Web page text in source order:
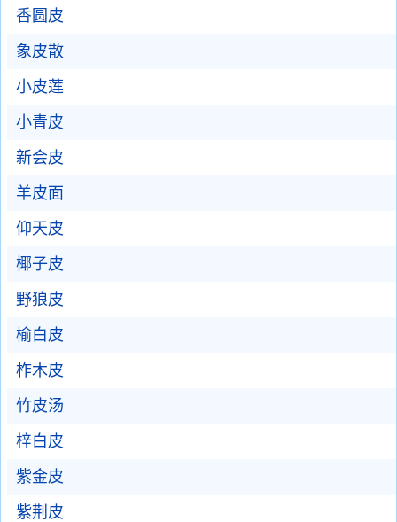
香圆皮
象皮散
小皮莲
小青皮
新会皮
羊皮面
仰天皮
椰子皮
野狼皮
榆白皮
柞木皮
竹皮汤
梓白皮
紫金皮
紫荆皮